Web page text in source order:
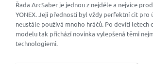
Řada ArcSaber je jednou z nejdéle a nejvíce
YONEX. Její předností byl vždy perfektní cit pro
neustále používá mnoho hráčů. Po devíti letech
modelu tak přichází novinka vylepšená těmi
technologiemi.